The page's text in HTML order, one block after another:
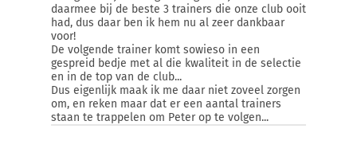
daarmee bij de beste 3 trainers die onze club ooit
had, dus daar ben ik hem nu al zeer dankbaar
voor!
De volgende trainer komt sowieso in een
gespreid bedje met al die kwaliteit in de selectie
en in de top van de club...
Dus eigenlijk maak ik me daar niet zoveel zorgen
om, en reken maar dat er een aantal trainers
staan te trappelen om Peter op te volgen...